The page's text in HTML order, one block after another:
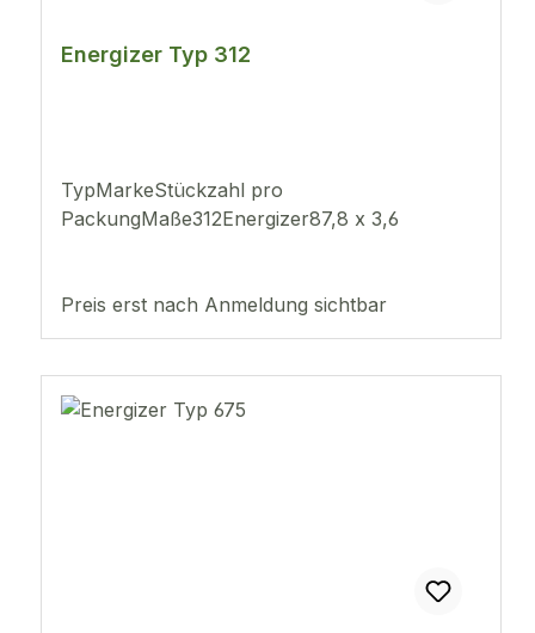
Energizer Typ 312
TypMarkeStückzahl pro
PackungMaße312Energizer87,8 x 3,6
Preis erst nach Anmeldung sichtbar